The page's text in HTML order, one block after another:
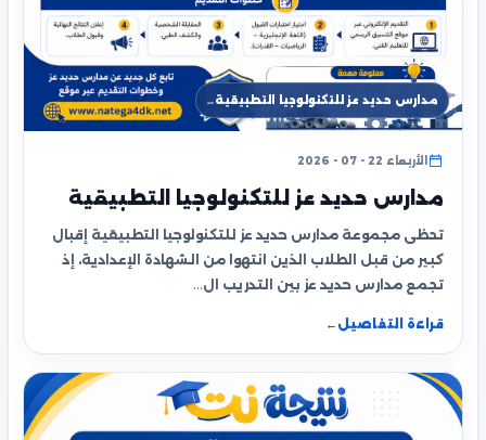
مدارس حديد عز للتكنولوجيا التطبيقية…
الأربعاء 22 - 07 - 2026
مدارس حديد عز للتكنولوجيا التطبيقية
تحظى مجموعة مدارس حديد عز للتكنولوجيا التطبيقية إقبال
كبير من قبل الطلاب الذين انتهوا من الشهادة الإعدادية، إذ
تجمع مدارس حديد عز بين التدريب ال…
قراءة التفاصيل ←